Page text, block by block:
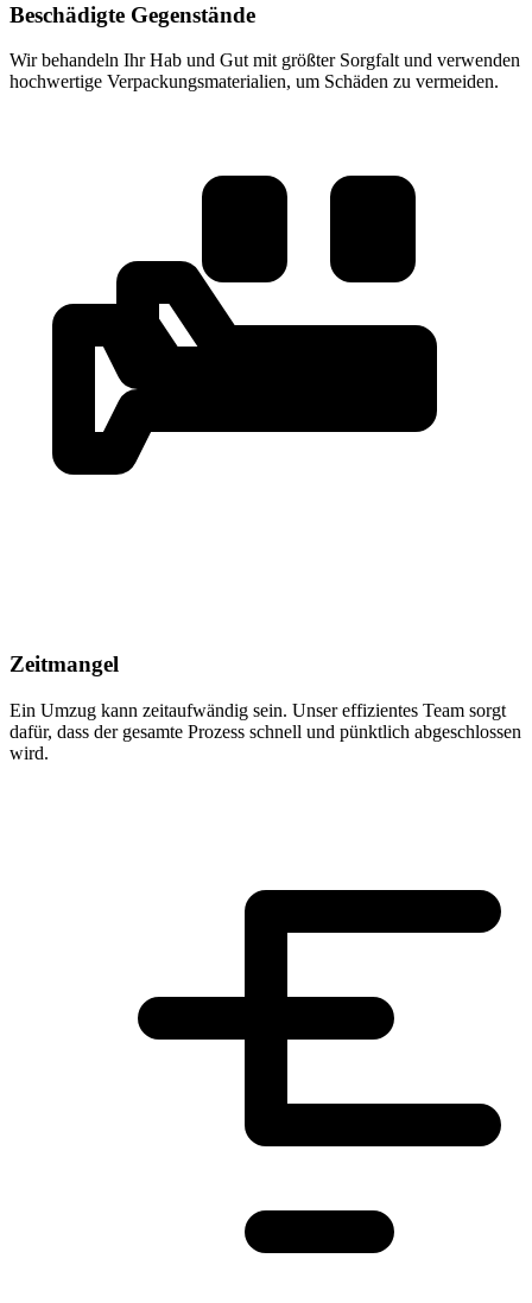
Beschädigte Gegenstände
Wir behandeln Ihr Hab und Gut mit größter Sorgfalt und verwenden
hochwertige Verpackungsmaterialien, um Schäden zu vermeiden.
Zeitmangel
Ein Umzug kann zeitaufwändig sein. Unser effizientes Team sorgt
dafür, dass der gesamte Prozess schnell und pünktlich abgeschlossen
wird.